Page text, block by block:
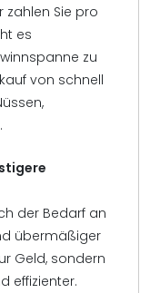
zahlen Sie pro
es
zu
von schnell
der Bedarf an
übermäßiger
Geld, sondern
effizienter.